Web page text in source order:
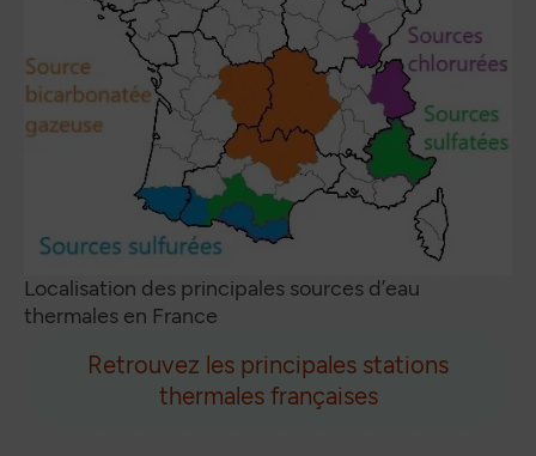
Localisation des principales sources d’eau
thermales en France
Retrouvez les principales stations
thermales françaises